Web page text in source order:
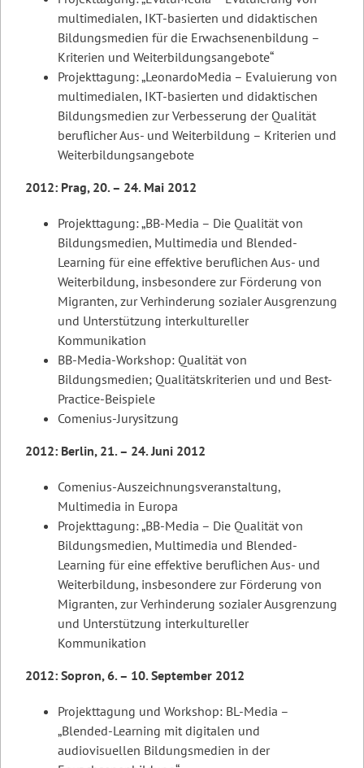
multimedialen, IKT-basierten und didaktischen
Bildungsmedien für die Erwachsenenbildung –
Kriterien und Weiterbildungsangebote“
Projekttagung: „LeonardoMedia – Evaluierung von
multimedialen, IKT-basierten und didaktischen
Bildungsmedien zur Verbesserung der Qualität
beruflicher Aus- und Weiterbildung – Kriterien und
Weiterbildungsangebote
2012: Prag, 20. – 24. Mai 2012
Projekttagung: „BB-Media – Die Qualität von
Bildungsmedien, Multimedia und Blended-
Learning für eine effektive beruflichen Aus- und
Weiterbildung, insbesondere zur Förderung von
Migranten, zur Verhinderung sozialer Ausgrenzung
und Unterstützung interkultureller
Kommunikation
BB-Media-Workshop: Qualität von
Bildungsmedien; Qualitätskriterien und und Best-
Practice-Beispiele
Comenius-Jurysitzung
2012: Berlin, 21. – 24. Juni 2012
Comenius-Auszeichnungsveranstaltung,
Multimedia in Europa
Projekttagung: „BB-Media – Die Qualität von
Bildungsmedien, Multimedia und Blended-
Learning für eine effektive beruflichen Aus- und
Weiterbildung, insbesondere zur Förderung von
Migranten, zur Verhinderung sozialer Ausgrenzung
und Unterstützung interkultureller
Kommunikation
2012: Sopron, 6. – 10. September 2012
Projekttagung und Workshop: BL-Media –
„Blended-Learning mit digitalen und
audiovisuellen Bildungsmedien in der